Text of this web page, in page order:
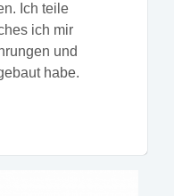
Ich teile
ich mir
und
habe.